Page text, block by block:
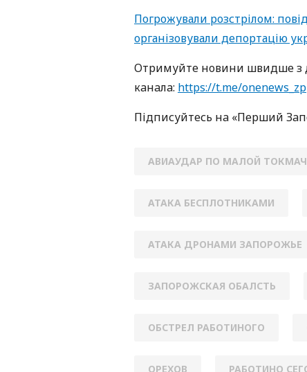
Погрожували розстрілом:
організовували депортацію
Oтримуйте нoвини швидше з
кaнaлa: https://t.me/onenews_zp
Підписуйтесь нa «Перший
АВИАУДАР ПО МАЛОЙ
АТАКА БЕСПЛОТНИКАМИ
АТАКА ДРОНАМИ ЗАПОРОЖЬЕ
ЗАПОРОЖСКАЯ ОБАЛСТЬ
ОБСТРЕЛ РАБОТИНОГО
ОРЕХОВ РАБОТИНО